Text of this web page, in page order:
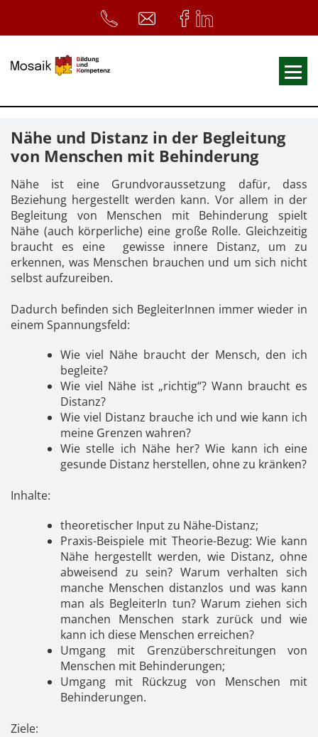
Ausbildungen
Symposium
ReferentInnen
Infos
Home
Kontakt
Registrieren
Nähe und Distanz in der Begleitung
von Menschen mit Behinderung
Nähe ist eine Grundvoraussetzung dafür, dass
Beziehung hergestellt werden kann. Vor allem in der
Begleitung von Menschen mit Behinderung spielt
Nähe (auch körperliche) eine große Rolle. Gleichzeitig
braucht es eine gewisse innere Distanz, um zu
erkennen, was Menschen brauchen und um sich nicht
selbst aufzureiben.
Dadurch befinden sich BegleiterInnen immer wieder in
einem Spannungsfeld:
Wie viel Nähe braucht der Mensch, den ich
begleite?
Wie viel Nähe ist „richtig“? Wann braucht es
Distanz?
Wie viel Distanz brauche ich und wie kann ich
meine Grenzen wahren?
Wie stelle ich Nähe her? Wie kann ich eine
gesunde Distanz herstellen, ohne zu kränken?
Inhalte:
theoretischer Input zu Nähe-Distanz;
Praxis-Beispiele mit Theorie-Bezug: Wie kann
Nähe hergestellt werden, wie Distanz, ohne
abweisend zu sein? Warum verhalten sich
manche Menschen distanzlos und was kann
man als BegleiterIn tun? Warum ziehen sich
manchen Menschen stark zurück und wie
kann ich diese Menschen erreichen?
Umgang mit Grenzüberschreitungen von
Menschen mit Behinderungen;
Umgang mit Rückzug von Menschen mit
Behinderungen.
Ziele: